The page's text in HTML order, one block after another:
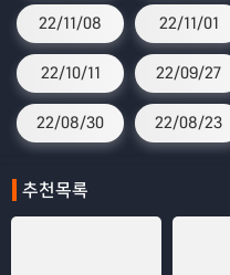
22/11/08 22/11/01
22/10/11 22/09/27
22/08/30 22/08/23
추천목록